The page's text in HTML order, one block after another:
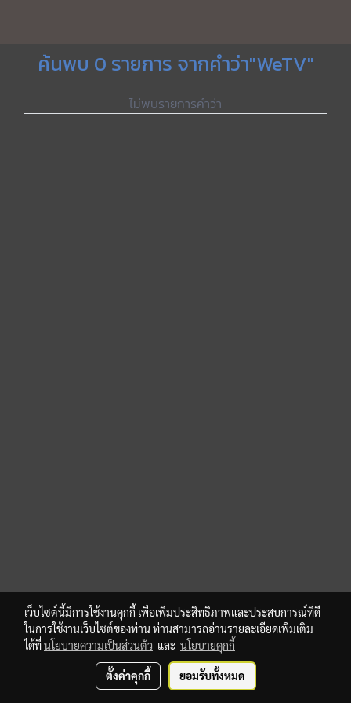
ค้นพบ 0 รายการ จากคำว่า"WeTV"
ไม่พบรายการคำว่า
เว็บไซต์นี้มีการใช้งานคุกกี้ เพื่อเพิ่มประสิทธิภาพและประสบการณ์ที่ดี
ในการใช้งานเว็บไซต์ของท่าน ท่านสามารถอ่านรายละเอียดเพิ่มเติม
ได้ที่นโยบายความเป็นส่วนตัว และ นโยบายคุกกี้
ตั้งค่าคุกกี้ ยอมรับทั้งหมด